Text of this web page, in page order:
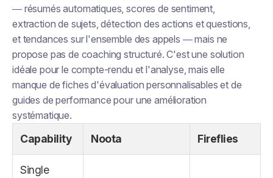
— résumés automatiques, scores de sentiment,
extraction de sujets, détection des actions et questions,
et tendances sur l'ensemble des appels — mais ne
propose pas de coaching structuré. C'est une solution
idéale pour le compte-rendu et l'analyse, mais elle
manque de fiches d'évaluation personnalisables et de
guides de performance pour une amélioration
systématique.
Capability Noota Fireflies
Single